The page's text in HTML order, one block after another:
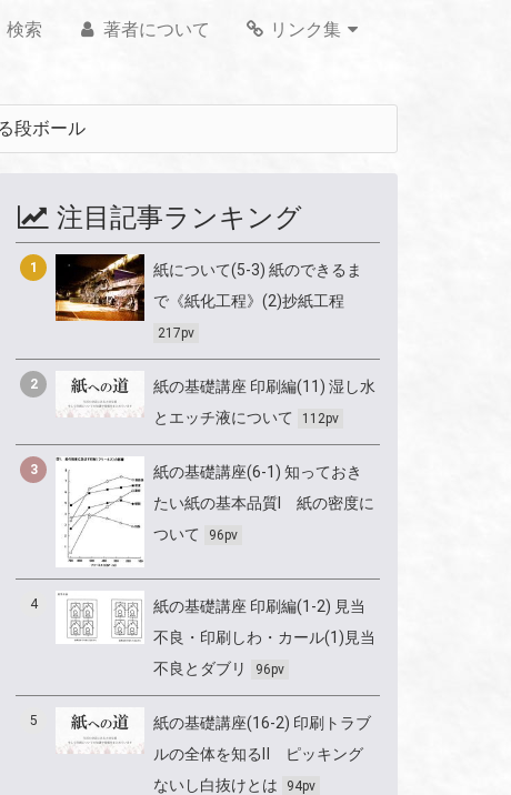
検索 著者について リンク集
段ボール
注目記事ランキング
1
紙について(5-3) 紙のできるま
で《紙化工程》(2)抄紙工程
217pv
2
紙の基礎講座 印刷編(11) 湿し水
とエッチ液について
112pv
3
紙の基礎講座(6-1) 知っておき
たい紙の基本品質Ⅰ 紙の密度に
ついて
96pv
4
紙の基礎講座 印刷編(1-2) 見当
不良・印刷しわ・カール(1)見当
不良とダブリ
96pv
5
紙の基礎講座(16-2) 印刷トラブ
ルの全体を知るⅡ ピッキング
ないし白抜けとは
94pv